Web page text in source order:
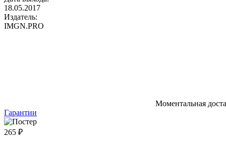
18.05.2017
Издатель:
IMGN.PRO
Моментальная
Гарантии
265 ₽